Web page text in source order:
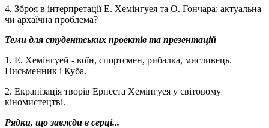
4. Зброя в інтерпретації Е. Хемінгуея та О. Гончара: актуальна
чи архаїчна проблема?
Теми для студентських проектів та презентацій
1. Е. Хемінгуей - воїн, спортсмен, рибалка, мисливець.
Письменник і Куба.
2. Екранізація творів Ернеста Хемінгуея у світовому
кіномистецтві.
Рядки, що завжди в серці...